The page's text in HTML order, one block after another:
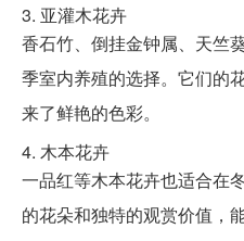
3. 亚灌木花卉
香石竹、倒挂金钟属、天竺
季室内养殖的选择。它们的
来了鲜艳的色彩。
4. 木本花卉
一品红等木本花卉也适合在
的花朵和独特的观赏价值，